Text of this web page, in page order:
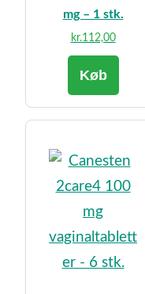
mg – 1 stk.
kr.112,00
Køb